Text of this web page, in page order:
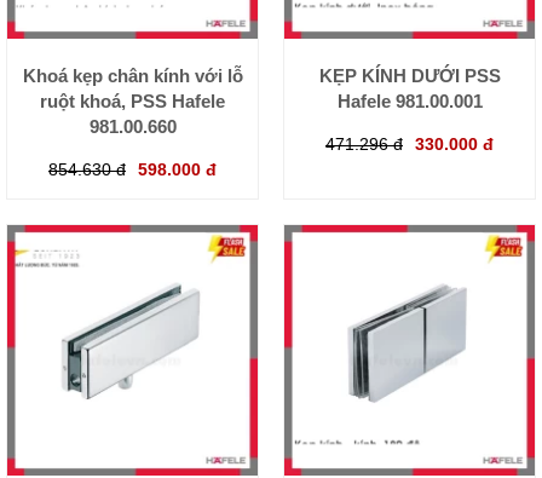
Khoá kẹp chân kính với lỗ
ruột khoá, PSS Hafele
981.00.660
854.630 đ 598.000 đ
KẸP KÍNH DƯỚI PSS
Hafele 981.00.001
471.296 đ 330.000 đ